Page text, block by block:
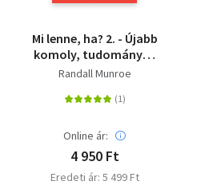
Mi lenne, ha? 2. - Újabb
komoly, tudományos
megalapozottságú
hipotetikus kérdésekre
Randall Munroe
Online ár:
4 950 Ft
Eredeti ár: 5 499 Ft